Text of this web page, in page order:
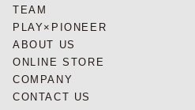
TEAM
PLAY×PIONEER
ABOUT US
ONLINE STORE
COMPANY
CONTACT US